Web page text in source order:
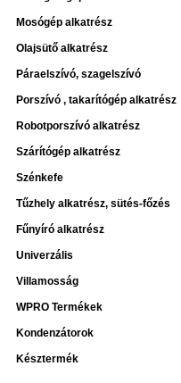
Mosógép alkatrész
Olajsütő alkatrész
Páraelszívó, szagelszívó
Porszívó , takarítógép alkatrész
Robotporszívó alkatrész
Szárítógép alkatrész
Szénkefe
Tűzhely alkatrész, sütés-főzés
Fűnyíró alkatrész
Univerzális
Villamosság
WPRO Termékek
Kondenzátorok
Késztermék